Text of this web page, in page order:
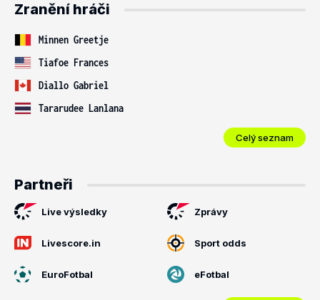
Zranění hráči
Minnen Greetje
Tiafoe Frances
Diallo Gabriel
Tararudee Lanlana
Celý seznam
Partneři
Live výsledky Zprávy
Livescore.in Sport odds
EuroFotbal eFotbal